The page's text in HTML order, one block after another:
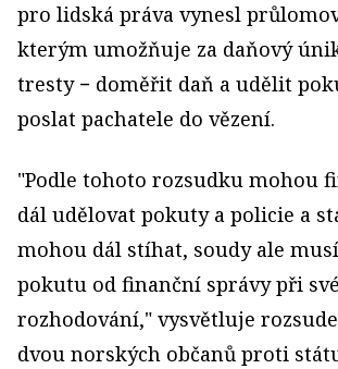
pro lidská práva vynesl
kterým umožňuje za daňový
tresty − doměřit daň a udělit
poslat pachatele do vězení.
"Podle tohoto rozsudku mohou
dál udělovat pokuty a policie a
mohou dál stíhat, soudy ale
pokutu od finanční správy při
rozhodování," vysvětluje
dvou norských občanů proti